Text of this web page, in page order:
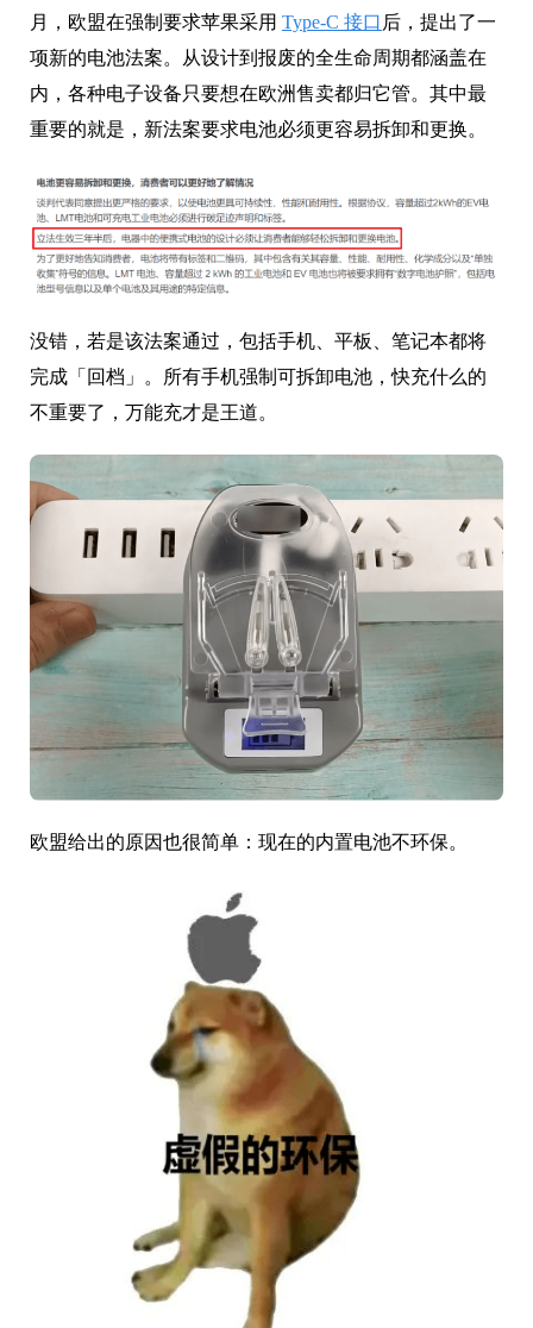
月，欧盟在强制要求苹果采用 Type-C 接口 后，提出了一
项新的电池法案。从设计到报废的全生命周期都涵盖在
内，各种电子设备只要想在欧洲售卖都归它管。其中最
重要的就是，新法案要求电池必须更容易拆卸和更换。
没错，若是该法案通过，包括手机、平板、笔记本都将
完成「回档」。所有手机强制可拆卸电池，快充什么的
不重要了，万能充才是王道。
欧盟给出的原因也很简单：现在的内置电池不环保。